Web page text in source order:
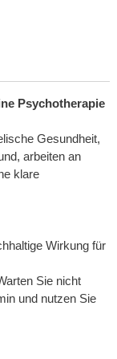
Psychotherapie
Gesundheit,
arbeiten an
klare
Wirkung für
Sie nicht
und nutzen Sie